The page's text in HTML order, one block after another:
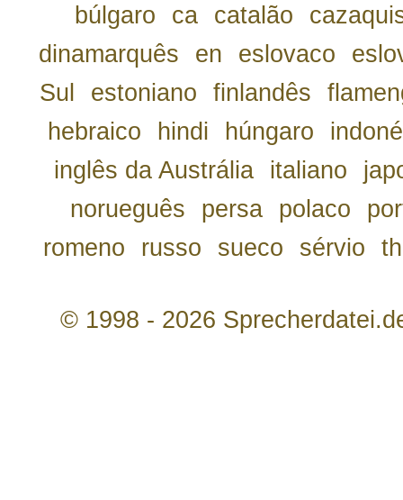
búlgaro
ca catalão
dinamarquês
en eslovaco
Sul
estoniano finlandês
hebraico
hindi húngaro
inglês da Austrália
italiano
norueguês
persa polaco
romeno
russo sueco sérvio th
© 1998 - 2026